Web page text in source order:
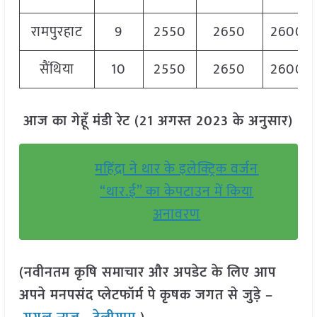
रामपुरहाट
9 2550 2650
2600
सैंथिया
10 2550 2650 2600
आज का गेहूँ मंडी रेट (21 अगस्त 2023 के अनुसार)
महिंद्रा ने थार के इलेक्ट्रिक वर्जन
“थार.ई” का केपटाउन में किया
अनावरण
(नवीनतम कृषि समाचार और अपडेट के लिए आप
अपने मनपसंद प्लेटफॉर्म पे कृषक जगत से जुड़े –